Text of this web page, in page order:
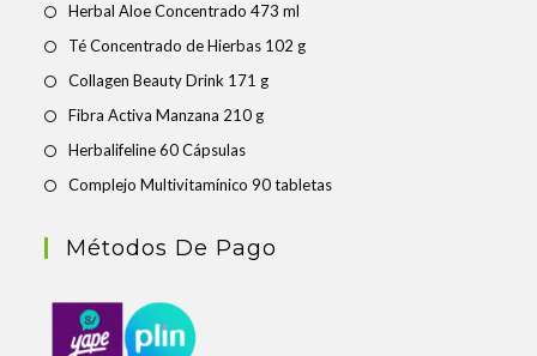
Herbal Aloe Concentrado 473 ml
Té Concentrado de Hierbas 102 g
Collagen Beauty Drink 171 g
Fibra Activa Manzana 210 g
Herbalifeline 60 Cápsulas
Complejo Multivitamínico 90 tabletas
Métodos De Pago